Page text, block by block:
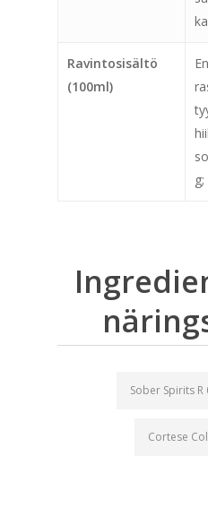
Ravintosisältö
(100ml)
Sober Spirits R
Cortese